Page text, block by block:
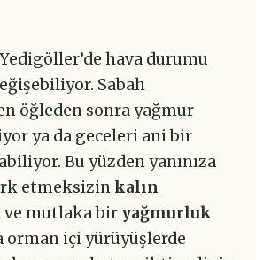
Yedigöller’de hava durumu
Sabah
öğleden sonra yağmur
ya da geceleri ani bir
Bu yüzden yanınıza
etmeksizinkalın
ve mutlaka bir yağmurluk
orman içi yürüyüşlerde